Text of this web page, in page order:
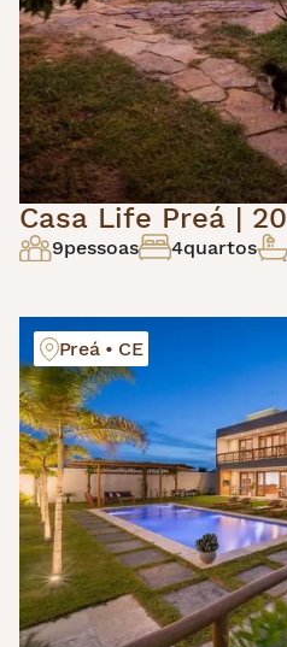
Casa Life Preá | 20
9pessoas 4quartos
Preá • CE